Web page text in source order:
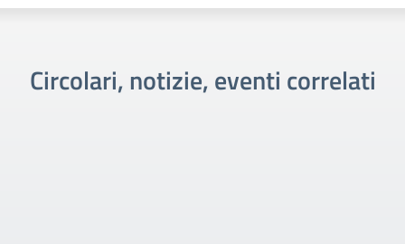
Circolari, notizie, eventi correlati